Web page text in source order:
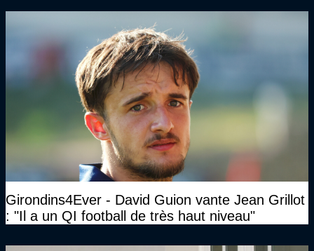
Girondins4Ever - David Guion vante Jean Grillot
: "Il a un QI football de très haut niveau"